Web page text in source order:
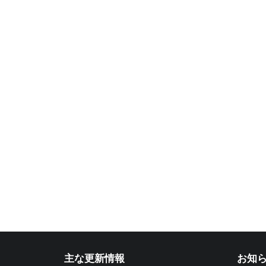
主な更新情報 お知